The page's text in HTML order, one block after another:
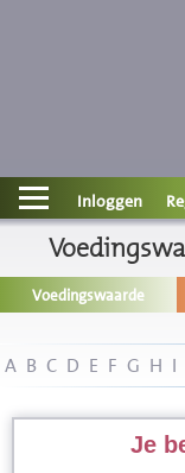
Contact
Informatie
Disclaimer
Inloggen
Voedingswaarde
A B C D E F G H I
Je